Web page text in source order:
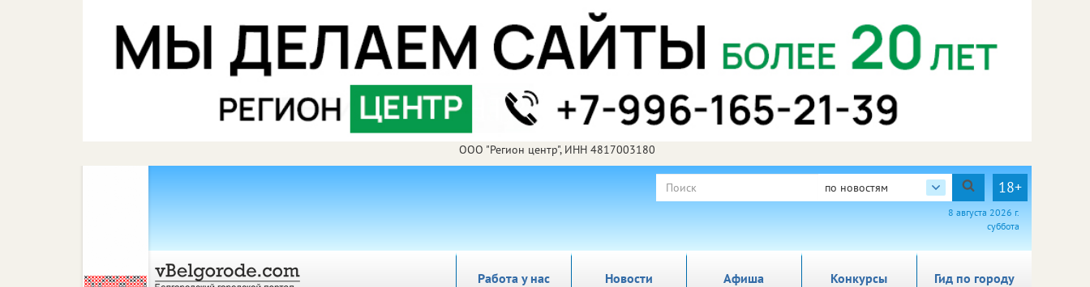
ООО "Регион центр", ИНН 4817003180
по новостям 18+
8 августа 2026 г.
суббота
Работа у нас Новости Афиша Гид по городу
Конкурсы